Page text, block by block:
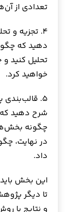
تعدادی از
۴. تجزیه و
دهید که
تحلیل کنید
خواهید کرد.
۵.
شرح دهید که
چگونه
در نهایت،
داد.
این بخش
تا دیگر
و نتایج یا